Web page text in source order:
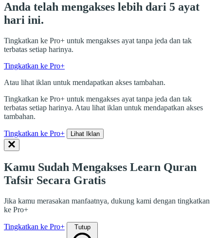
Anda telah mengakses lebih dari 5 ayat
hari ini.
Tingkatkan ke Pro+ untuk mengakses ayat tanpa jeda dan tak
terbatas setiap harinya.
Tingkatkan ke Pro+
Atau lihat iklan untuk mendapatkan akses tambahan.
Tingkatkan ke Pro+ untuk mengakses ayat tanpa jeda dan tak
terbatas setiap harinya. Atau lihat iklan untuk mendapatkan akses
tambahan.
Tingkatkan ke Pro+ Lihat Iklan
Kamu Sudah Mengakses Learn Quran
Tafsir Secara Gratis
Jika kamu merasakan manfaatnya, dukung kami dengan tingkatkan
ke Pro+
Tingkatkan ke Pro+ Tutup